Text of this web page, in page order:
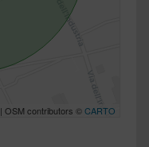
| OSM contributors ©CARTO